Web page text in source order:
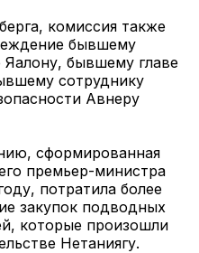
комиссия также
бывшему
бывшему главе
сотруднику
Авнеру
сформированная
премьер-министра
потратила более
закупок подводных
которые произошли
Нетаниягу.